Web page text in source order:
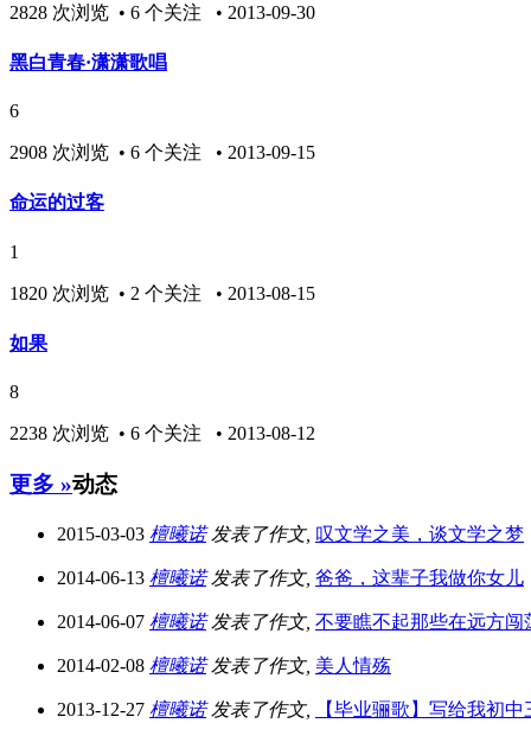
2828 次浏览 • 6 个关注 • 2013-09-30
黑白青春·潇潇歌唱
6
2908 次浏览 • 6 个关注 • 2013-09-15
命运的过客
1
1820 次浏览 • 2 个关注 • 2013-08-15
如果
8
2238 次浏览 • 6 个关注 • 2013-08-12
更多 »动态
2015-03-03 檀曦诺发表了作文, 叹文学之美，谈文学之梦
2014-06-13 檀曦诺发表了作文, 爸爸，这辈子我做你女儿
2014-06-07 檀曦诺发表了作文, 不要瞧不起那些在远方闯
2014-02-08 檀曦诺发表了作文, 美人情殇
2013-12-27 檀曦诺发表了作文, 【毕业骊歌】写给我初